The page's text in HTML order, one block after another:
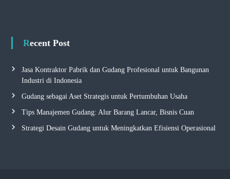
Recent Post
Jasa Kontraktor Pabrik dan Gudang Profesional untuk Bangunan
Industri di Indonesia
Gudang sebagai Aset Strategis untuk Pertumbuhan Usaha
Tips Manajemen Gudang: Alur Barang Lancar, Bisnis Cuan
Strategi Desain Gudang untuk Meningkatkan Efisiensi Operasional